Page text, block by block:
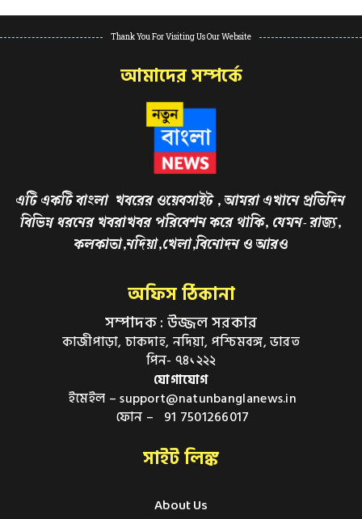
Thank You For Visiting Us Our Website
আমাদের সম্পর্কে
এটি একটি বাংলা খবরের ওয়েবসাইট , আমরা এখানে প্রতিদিন
বিভিন্ন ধরনের খবরাখবর পরিবেশন করে থাকি, যেমন- রাজ্য,
কলকাতা,নদিয়া,খেলা,বিনোদন ও আরও
অফিস ঠিকানা
সম্পাদক : উজ্জল সরকার
কাজীপাড়া, চাকদাহ, নদিয়া, পশ্চিমবঙ্গ, ভারত
পিন- ৭৪১২২২
যোগাযোগ
ইমেইল – support@natunbanglanews.in
ফোন – 91 7501266017
সাইট লিঙ্ক
About Us